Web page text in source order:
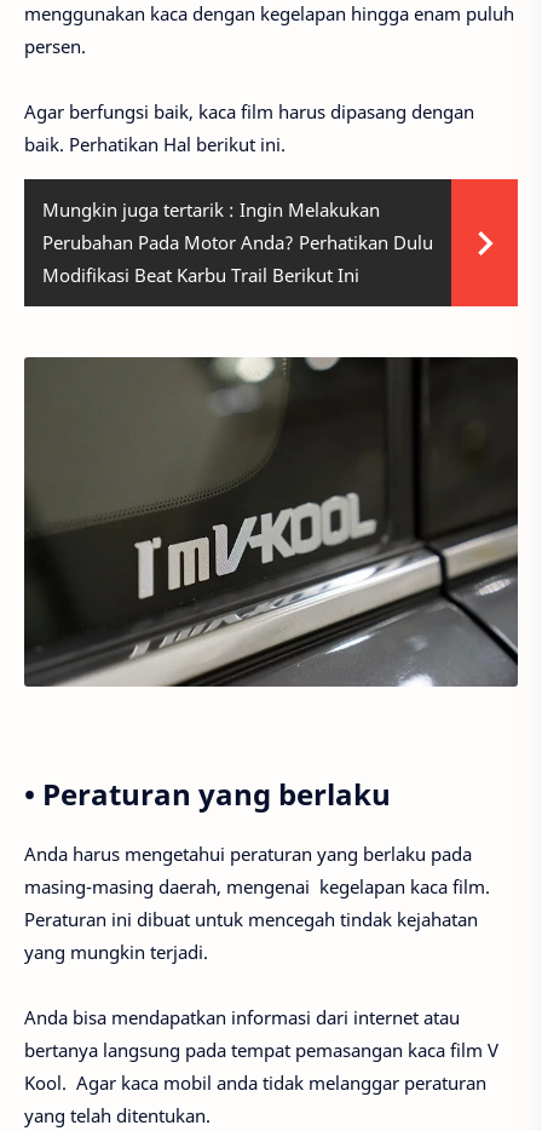
menggunakan kaca dengan kegelapan hingga enam puluh
persen.
Agar berfungsi baik, kaca film harus dipasang dengan
baik. Perhatikan Hal berikut ini.
Mungkin juga tertarik : Ingin Melakukan
Perubahan Pada Motor Anda? Perhatikan Dulu
Modifikasi Beat Karbu Trail Berikut Ini
• Peraturan yang berlaku
Anda harus mengetahui peraturan yang berlaku pada
masing-masing daerah, mengenai kegelapan kaca film.
Peraturan ini dibuat untuk mencegah tindak kejahatan
yang mungkin terjadi.
Anda bisa mendapatkan informasi dari internet atau
bertanya langsung pada tempat pemasangan kaca film V
Kool. Agar kaca mobil anda tidak melanggar peraturan
yang telah ditentukan.